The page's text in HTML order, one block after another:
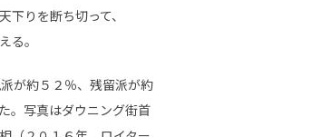
下りを断ち切って、
る。